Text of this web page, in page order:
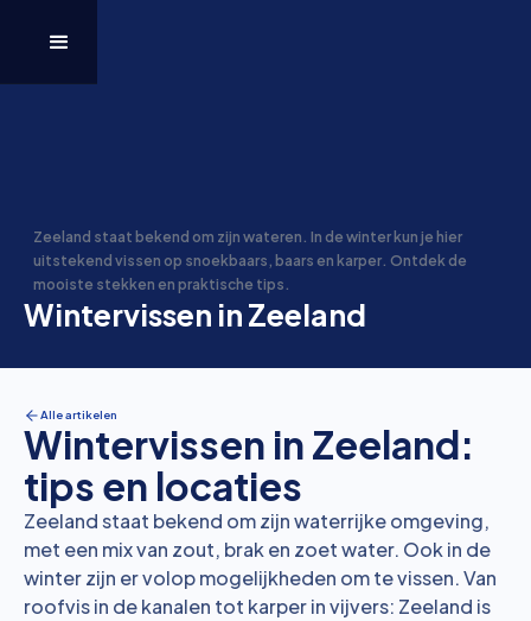
Zeeland staat bekend om zijn wateren. In de winter kun je hier
uitstekend vissen op snoekbaars, baars en karper. Ontdek de
mooiste stekken en praktische tips.
Wintervissen in Zeeland
Alle artikelen
Wintervissen in Zeeland:
tips en locaties
Zeeland staat bekend om zijn waterrijke omgeving,
met een mix van zout, brak en zoet water. Ook in de
winter zijn er volop mogelijkheden om te vissen. Van
roofvis in de kanalen tot karper in vijvers: Zeeland is